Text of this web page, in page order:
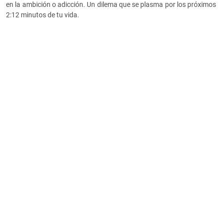
en la ambición o adicción. Un dilema que se plasma por los próximos
2:12 minutos de tu vida.